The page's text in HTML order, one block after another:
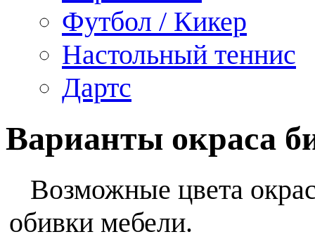
Футбол / Кикер
Настольный теннис
Дартс
Варианты окраса
Возможные цвета
обивки мебели.